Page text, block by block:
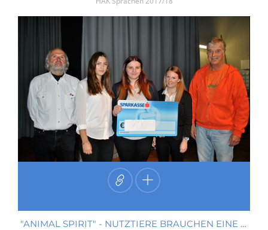
"ANIMAL SPIRIT" - NUTZTIERE BRAUCHEN EINE ZWEITE CHANCE